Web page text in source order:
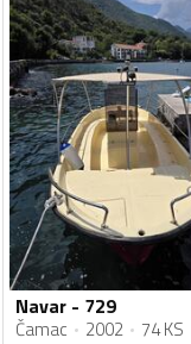
Navar - 729
Čamac 2002 74 KS